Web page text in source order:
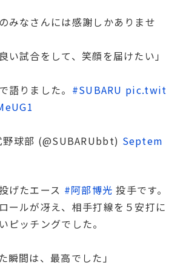
みなさんには感謝しかありませ
い試合をして、笑顔を届けたい」
語りました。 #SUBARU pic.twit
球部 (@SUBARUbbt) Septem
げたエース #阿部博光 投手です。
ールが冴え、相手打線を５安打に
ピッチングでした。
瞬間は、最高でした」